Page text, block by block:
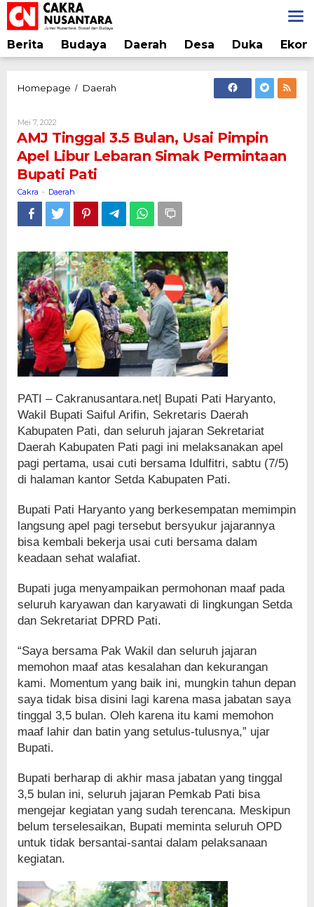
Lewati
ke
konten
Berita Budaya Daerah Desa Duka
Homepage / Daerah
Usai
Pimpin
Lebaran
Simak
Permintaan
Pati
Mei 7, 2022
Cakra
AMJ Tinggal 3.5 Bulan, Usai Pimpin
Apel Libur Lebaran Simak Permintaan
Bupati Pati
Cakra - Daerah
PATI – Cakranusantara.net| Bupati Pati Haryanto,
Wakil Bupati Saiful Arifin, Sekretaris Daerah
Kabupaten Pati, dan seluruh jajaran Sekretariat
Daerah Kabupaten Pati pagi ini melaksanakan apel
pagi pertama, usai cuti bersama Idulfitri, sabtu (7/5)
di halaman kantor Setda Kabupaten Pati.
Bupati Pati Haryanto yang berkesempatan memimpin
langsung apel pagi tersebut bersyukur jajarannya
bisa kembali bekerja usai cuti bersama dalam
keadaan sehat walafiat.
Bupati juga menyampaikan permohonan maaf pada
seluruh karyawan dan karyawati di lingkungan Setda
dan Sekretariat DPRD Pati.
“Saya bersama Pak Wakil dan seluruh jajaran
memohon maaf atas kesalahan dan kekurangan
kami. Momentum yang baik ini, mungkin tahun depan
saya tidak bisa disini lagi karena masa jabatan saya
tinggal 3,5 bulan. Oleh karena itu kami memohon
maaf lahir dan batin yang setulus-tulusnya,” ujar
Bupati.
Bupati berharap di akhir masa jabatan yang tinggal
3,5 bulan ini, seluruh jajaran Pemkab Pati bisa
mengejar kegiatan yang sudah terencana. Meskipun
belum terselesaikan, Bupati meminta seluruh OPD
untuk tidak bersantai-santai dalam pelaksanaan
kegiatan.